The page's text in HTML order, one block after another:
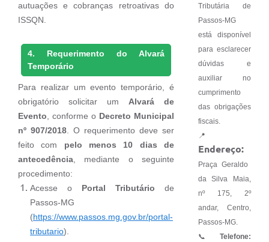
autuações e cobranças retroativas do
ISSQN.
4. Requerimento do Alvará
Temporário
Para realizar um evento temporário, é
obrigatório solicitar um Alvará de
Evento , conforme o Decreto Municipal
nº 907/2018 . O requerimento deve ser
feito com pelo menos 10 dias de
antecedência , mediante o seguinte
procedimento:
Acesse o Portal Tributário de
Passos-MG
(https://www.passos.mg.gov.br/portal-
tributario).
Tributária de
Passos-MG
está disponível
para esclarecer
dúvidas e
auxiliar no
cumprimento
das obrigações
fiscais.
📍
Endereço:
Praça Geraldo
da Silva Maia,
nº 175, 2º
andar, Centro,
Passos-MG.
📞 Telefone: